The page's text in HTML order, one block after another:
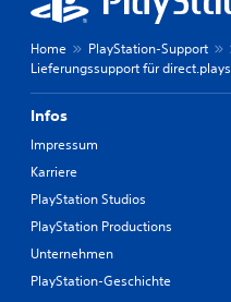
Home PlayStation-Support
Lieferungssupport für
Infos
Impressum
Karriere
PlayStation Studios
PlayStation Productions
Unternehmen
PlayStation-Geschichte